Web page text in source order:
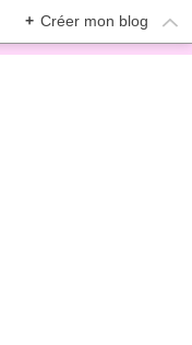
+ Créer mon blog